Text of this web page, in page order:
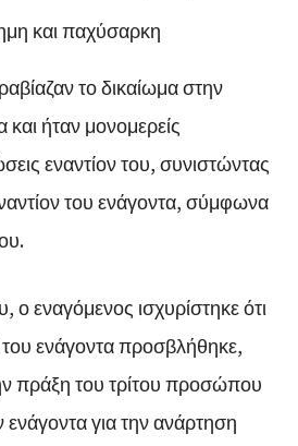
και παχύσαρκη
το δικαίωμα στην
και ήταν μονομερείς
εναντίον του, συνιστώντας
του ενάγοντα, σύμφωνα
εναγόμενος ισχυρίστηκε ότι
του ενάγοντα προσβλήθηκε,
πράξη του τρίτου προσώπου
για την ανάρτηση